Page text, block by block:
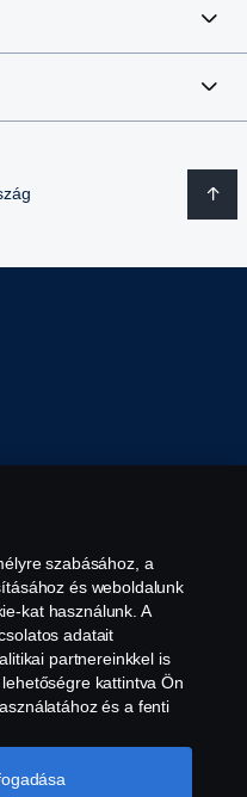
szabásához, a
és weboldalunk
kat használunk. A
adatait
partnereinkkel is
kattintva Ön
és a fenti
a cookie-kat,
amelyet a szöveg végén